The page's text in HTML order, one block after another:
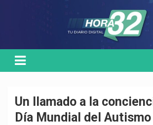
Un llamado a la
Día Mundial del Autismo